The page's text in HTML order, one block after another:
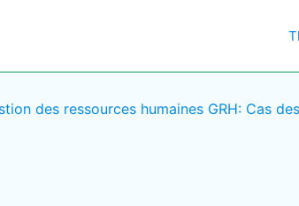
des ressources humaines GRH: Cas